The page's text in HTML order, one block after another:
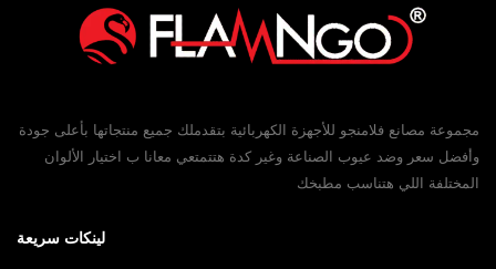
مجموعة مصانع فلامنجو للأجهزة الكهربائية بتقدملك جميع منتجاتها بأعلى جودة
وأفضل سعر وضد عيوب الصناعة وغير كدة هتتمتعي معانا ب اختيار الألوان
المختلفة اللي هتناسب مطبخك
لينكات سريعة